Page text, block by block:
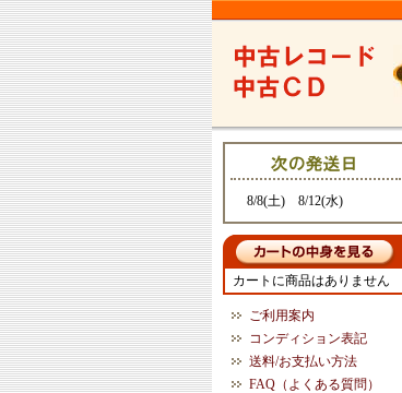
8/8(土) 8/12(水)
カートに商品はありません
ご利用案内
コンディション表記
送料/お支払い方法
FAQ（よくある質問）